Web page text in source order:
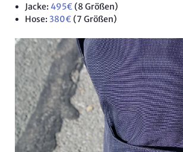
Jacke: 495€(8 Größen)
Hose: 380€(7 Größen)